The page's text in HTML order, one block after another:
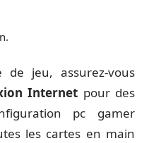
jeu, assurez-vous
Internet pour des
pc gamer
les cartes en main